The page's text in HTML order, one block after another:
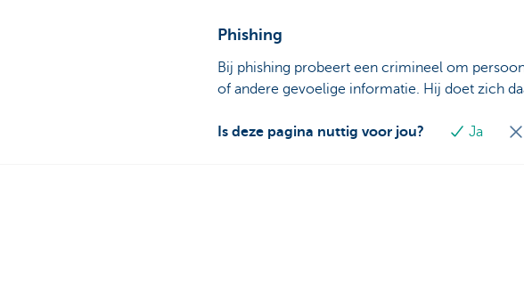
Phishing
Bij phishing probeert een crimineel om
of andere gevoelige informatie. Hij doet zich
Is deze pagina nuttig voor jou? Ja